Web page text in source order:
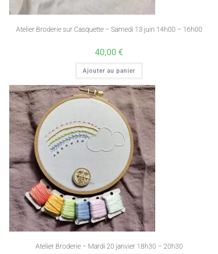
Atelier Broderie sur Casquette – Samedi 13 juin 14h00 – 16h00
40,00 €
Ajouter au panier
Atelier Broderie – Mardi 20 janvier 18h30 – 20h30